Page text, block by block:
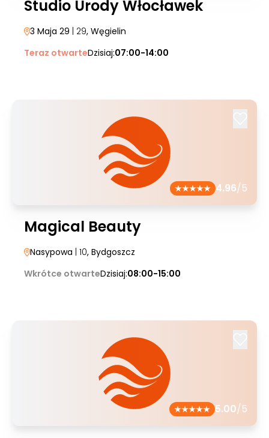
Studio Urody Włocławek
3 Maja 29 | 29, Węgielin
Teraz otwarteDzisiaj:07:00-14:00
4.96/5
Magical Beauty
Nasypowa | 10, Bydgoszcz
Wkrótce otwarteDzisiaj:08:00-15:00
5.00/5